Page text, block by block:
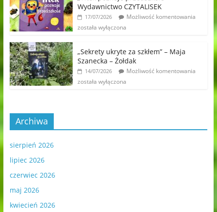
Wydawnictwo CZYTALISEK
17/07/2026
Możliwość komentowania
została wyłączona
„Sekrety ukryte za szkłem” – Maja
Szanecka – Żołdak
14/07/2026
Możliwość komentowania
została wyłączona
Archiwa
sierpień 2026
lipiec 2026
czerwiec 2026
maj 2026
kwiecień 2026